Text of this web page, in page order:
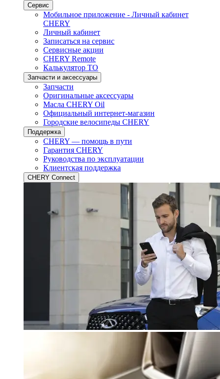
Сервис
Мобильное приложение - Личный кабинет
CHERY
Личный кабинет
Записаться на сервис
Сервисные акции
CHERY Remote
Калькулятор ТО
Запчасти и аксессуары
Запчасти
Оригинальные аксессуары
Масла CHERY Oil
Официальный интернет-магазин
Городские велосипеды CHERY
Поддержка
CHERY — помощь в пути
Гарантия CHERY
Руководства по эксплуатации
Клиентская поддержка
CHERY Connect